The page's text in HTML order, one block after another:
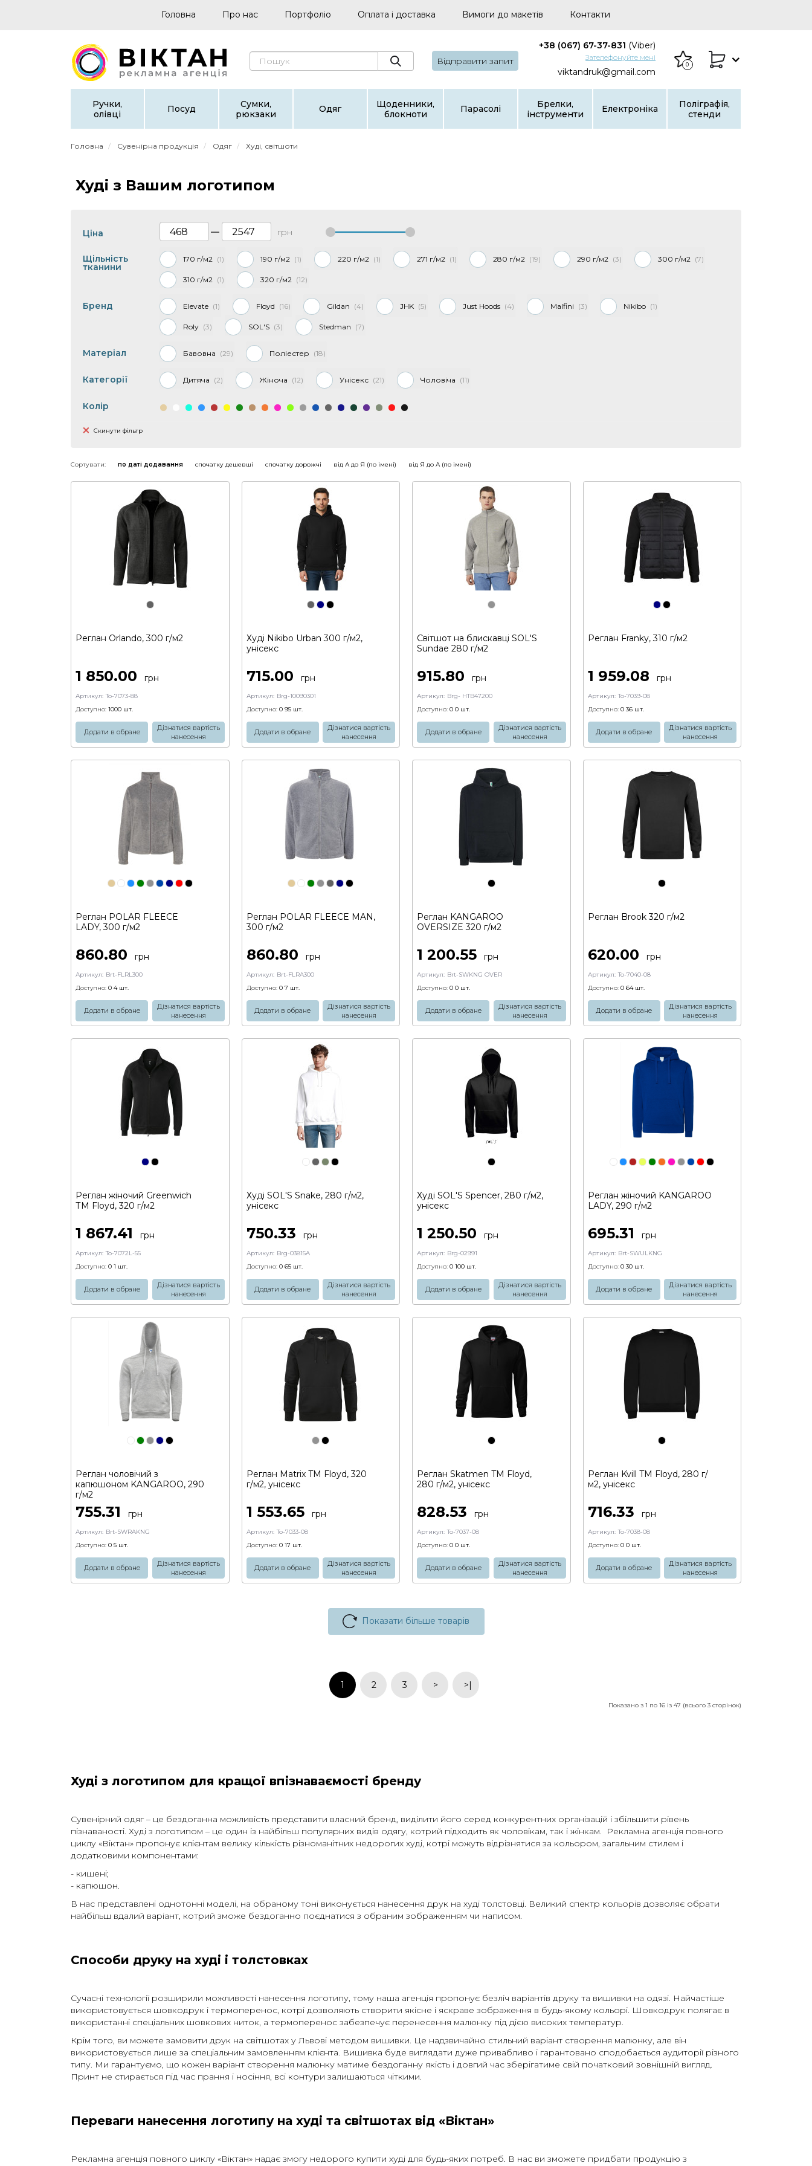
Головна Про нас Портфоліо Оплата і доставка Вимоги до макетів Контакти
Відправити запит
+38 (067) 67-37-831 (Viber)
Зателефонуйте мені
viktandruk@gmail.com
0
Ручки,
олівці
Посуд
Сумки,
рюкзаки
Одяг
Щоденники,
блокноти
Парасолі
Брелки,
інструменти
Електроніка
Поліграфія,
стенди
Головна Сувенірна продукція Одяг Худі, світшоти
Худі з Вашим логотипом
Ціна — грн
Щільність
тканини
170 г/м2 1 190 г/м2 1 220 г/м2 1 271 г/м2 1 280 г/м2 19 290 г/м2 3 300 г/м2 7
310 г/м2 1 320 г/м2 12
Бренд Elevate 1 Floyd 16 Gildan 4 JHK 5 Just Hoods 4 Malfini 3 Nikibo 1
Roly 3 SOL'S 3 Stedman 7
Матеріал Бавовна 29 Поліестер 18
Категорії Дитяча 2 Жіноча 12 Унісекс 21 Чоловіча 11
Колір
Скинути фільтр
Сортувати: по даті додавання спочатку дешевші спочатку дорожчі від А до Я (по імені) від Я до А (по імені)
Реглан Orlando, 300 г/м2
1 850.00 грн
Артикул: To-7073-88
Доступно: 1000 шт.
Додати в обране
Дізнатися вартість
нанесення
Худі Nikibo Urban 300 г/м2,
унісекс
715.00 грн
Артикул: Brg-10090301
Доступно: 0 95 шт.
Додати в обране
Дізнатися вартість
нанесення
Світшот на блискавці SOL'S
Sundae 280 г/м2
915.80 грн
Артикул: Brg- HTB47200
Доступно: 0 0 шт.
Додати в обране
Дізнатися вартість
нанесення
Реглан Franky, 310 г/м2
1 959.08 грн
Артикул: To-7039-08
Доступно: 0 36 шт.
Додати в обране
Дізнатися вартість
нанесення
Реглан POLAR FLEECE
LADY, 300 г/м2
860.80 грн
Артикул: Brt-FLRL300
Доступно: 0 4 шт.
Додати в обране
Дізнатися вартість
нанесення
Реглан POLAR FLEECE MAN,
300 г/м2
860.80 грн
Артикул: Brt-FLRA300
Доступно: 0 7 шт.
Додати в обране
Дізнатися вартість
нанесення
Реглан KANGAROO
OVERSIZE 320 г/м2
1 200.55 грн
Артикул: Brt-SWKNG OVER
Доступно: 0 0 шт.
Додати в обране
Дізнатися вартість
нанесення
Реглан Brook 320 г/м2
620.00 грн
Артикул: To-7040-08
Доступно: 0 64 шт.
Додати в обране
Дізнатися вартість
нанесення
Реглан жіночий Greenwich
ТМ Floyd, 320 г/м2
1 867.41 грн
Артикул: To-7072L-55
Доступно: 0 1 шт.
Додати в обране
Дізнатися вартість
нанесення
Худі SOL'S Snake, 280 г/м2,
унісекс
750.33 грн
Артикул: Brg-03815A
Доступно: 0 65 шт.
Додати в обране
Дізнатися вартість
нанесення
Худі SOL'S Spencer, 280 г/м2,
унісекс
1 250.50 грн
Артикул: Brg-02991
Доступно: 0 100 шт.
Додати в обране
Дізнатися вартість
нанесення
Реглан жіночий KANGAROO
LADY, 290 г/м2
695.31 грн
Артикул: Brt-SWULKNG
Доступно: 0 30 шт.
Додати в обране
Дізнатися вартість
нанесення
Реглан чоловічий з
капюшоном KANGAROO, 290
г/м2
755.31 грн
Артикул: Brt-SWRAKNG
Доступно: 0 5 шт.
Додати в обране
Дізнатися вартість
нанесення
Реглан Matrix TM Floyd, 320
г/м2, унісекс
1 553.65 грн
Артикул: To-7033-08
Доступно: 0 17 шт.
Додати в обране
Дізнатися вартість
нанесення
Реглан Skatmen TM Floyd,
280 г/м2, унісекс
828.53 грн
Артикул: To-7037-08
Доступно: 0 0 шт.
Додати в обране
Дізнатися вартість
нанесення
Реглан Kvill TM Floyd, 280 г/
м2, унісекс
716.33 грн
Артикул: To-7038-08
Доступно: 0 0 шт.
Додати в обране
Дізнатися вартість
нанесення
Показати більше товарів
1 2 3 > >|
Показано з 1 по 16 із 47 (всього 3 сторінок)
Худі з логотипом для кращої впізнаваємості бренду
Сувенірний одяг – це бездоганна можливість представити власний бренд, виділити його серед конкурентних організацій і збільшити рівень
пізнаваності. Худі з логотипом – це один із найбільш популярних видів одягу, котрий підходить як чоловікам, так і жінкам. Рекламна агенція повного
циклу «Віктан» пропонує клієнтам велику кількість різноманітних недорогих худі, котрі можуть відрізнятися за кольором, загальним стилем і
додатковими компонентами:
- кишені;
- капюшон.
В нас представлені однотонні моделі, на обраному тоні виконується нанесення друк на худі толстовці. Великий спектр кольорів дозволяє обрати
найбільш вдалий варіант, котрий зможе бездоганно поєднатися з обраним зображенням чи написом.
Способи друку на худі і толстовках
Сучасні технології розширили можливості нанесення логотипу, тому наша агенція пропонує безліч варіантів друку та вишивки на одязі. Найчастіше
використовується шовкодрук і термоперенос, котрі дозволяють створити якісне і яскраве зображення в будь-якому кольорі. Шовкодрук полягає в
використанні спеціальних шовкових ниток, а термоперенос забезпечує перенесення малюнку під дією високих температур.
Крім того, ви можете замовити друк на світшотах у Львові методом вишивки. Це надзвичайно стильний варіант створення малюнку, але він
використовується лише за спеціальним замовленням клієнта. Вишивка буде виглядати дуже привабливо і гарантовано сподобається аудиторії різного
типу. Ми гарантуємо, що кожен варіант створення малюнку матиме бездоганну якість і довгий час зберігатиме свій початковий зовнішній вигляд.
Принт не стирається під час прання і носіння, всі контури залишаються чіткими.
Переваги нанесення логотипу на худі та світшотах від «Віктан»
Рекламна агенція повного циклу «Віктан» надає змогу недорого купити худі для будь-яких потреб. В нас ви зможете придбати продукцію з